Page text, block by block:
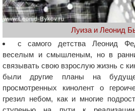
Луиза и Леонид
с самого детства Леонид
веселым и смышленым, но в
связывать свою взрослую жизнь с
были другие планы на
просмотренных кинолент о
грезил небом, как и многие